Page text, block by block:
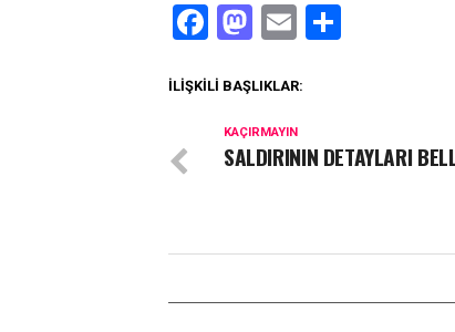
Facebook
Mastodon
Email
İLIŞKILI BAŞLIKLAR:
KAÇIRMAYIN
SALDIRININ DETAYLARI